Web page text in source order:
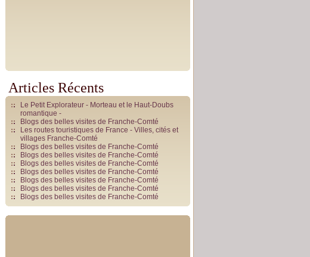
Articles Récents
Le Petit Explorateur - Morteau et le Haut-Doubs
romantique -
Blogs des belles visites de Franche-Comté
Les routes touristiques de France - Villes, cités et
villages Franche-Comté
Blogs des belles visites de Franche-Comté
Blogs des belles visites de Franche-Comté
Blogs des belles visites de Franche-Comté
Blogs des belles visites de Franche-Comté
Blogs des belles visites de Franche-Comté
Blogs des belles visites de Franche-Comté
Blogs des belles visites de Franche-Comté